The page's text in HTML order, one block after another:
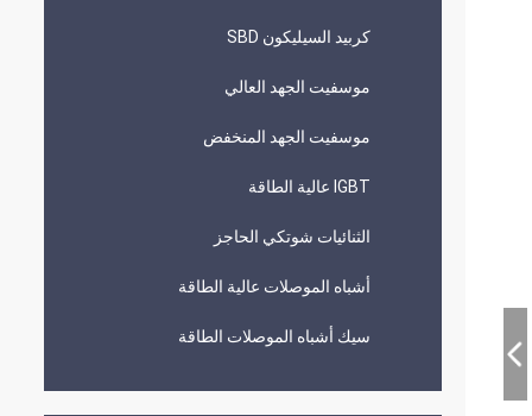
كربيد السيليكون SBD
موسفيت الجهد العالي
موسفيت الجهد المنخفض
IGBT عالية الطاقة
الثنائيات شوتكي الحاجز
أشباه الموصلات عالية الطاقة
سيك أشباه الموصلات الطاقة